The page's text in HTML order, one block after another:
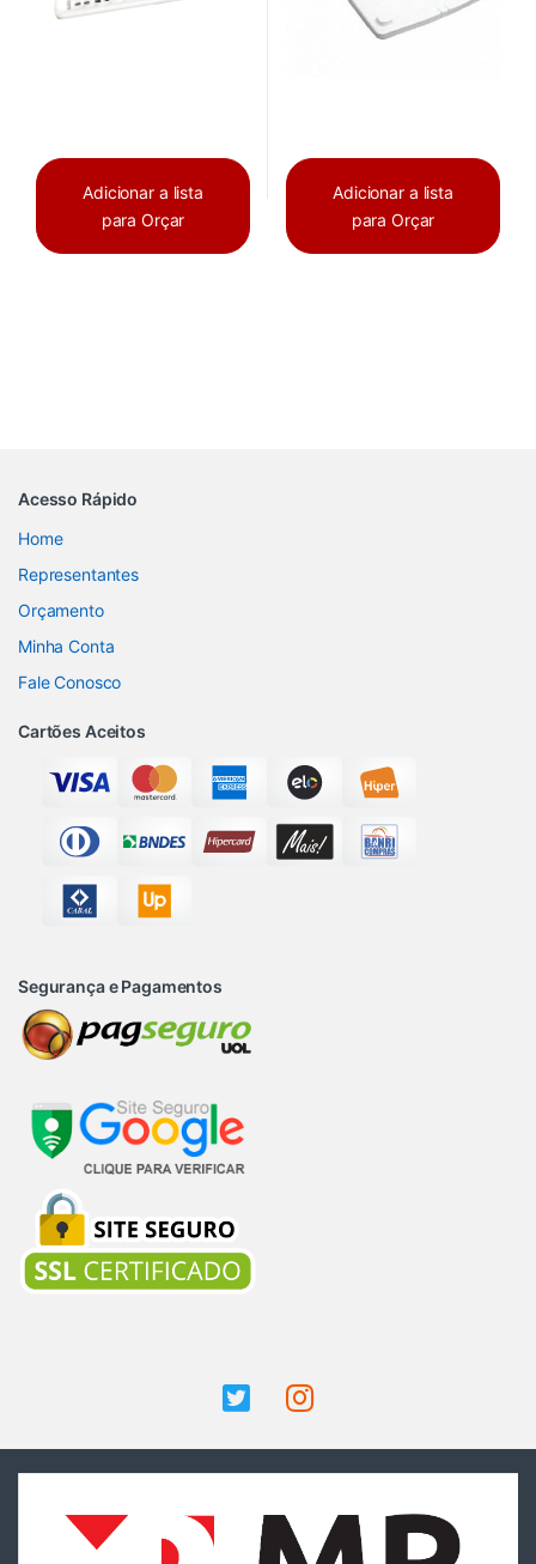
Adicionar a lista
para Orçar
Adicionar a lista
para Orçar
Acesso Rápido
Home
Representantes
Orçamento
Minha Conta
Fale Conosco
Cartões Aceitos
Segurança e Pagamentos